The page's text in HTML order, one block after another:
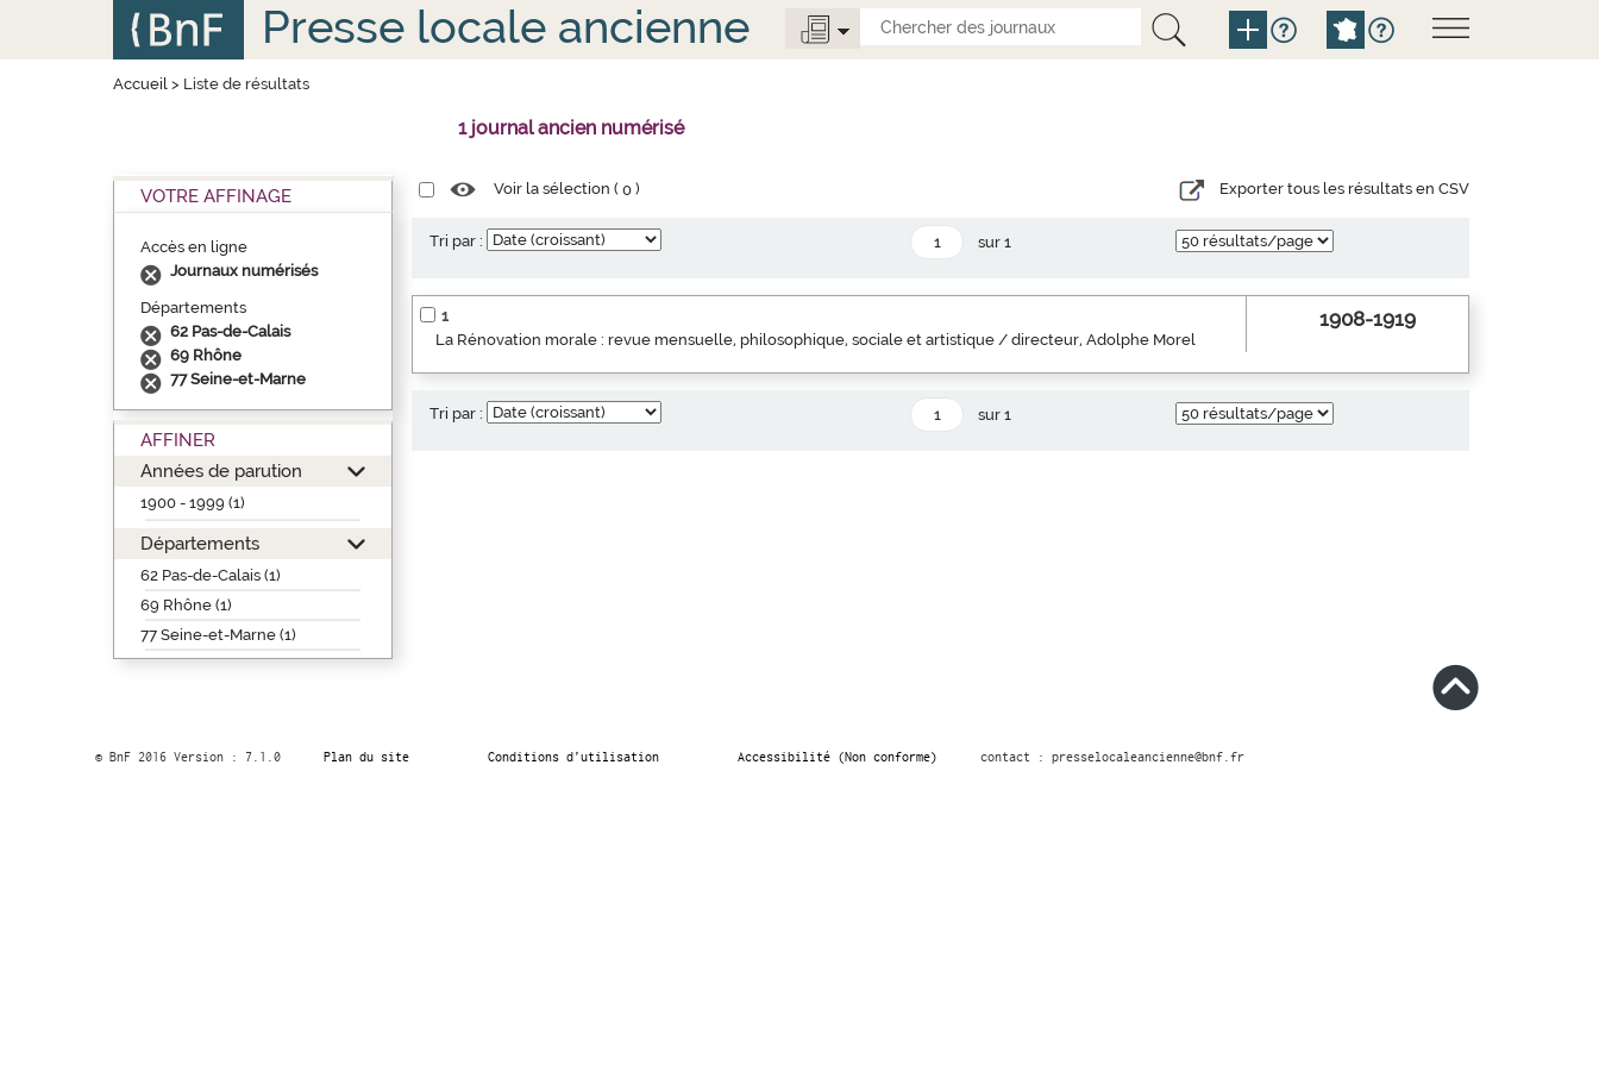
Presse locale ancienne
Accueil> Liste de résultats
1 journal ancien numérisé
VOTRE AFFINAGE
Accès en ligne
Journaux numérisés
Départements
62 Pas-de-Calais
69 Rhône
77 Seine-et-Marne
AFFINER
Années de parution
1900 - 1999 (1)
Départements
62 Pas-de-Calais (1)
69 Rhône (1)
77 Seine-et-Marne (1)
Voir la sélection (0 ) Exporter tous les résultats en CSV
Tri par : sur 1
1
La Rénovation morale : revue mensuelle, philosophique, sociale et artistique / directeur, Adolphe Morel
1908-1919
Tri par : sur 1
© BnF 2016 Version : 7.1.0 Plan du site Conditions d’utilisation Accessibilité (Non conforme) contact : presselocaleancienne@bnf.fr
Panneau de gestion des cookies